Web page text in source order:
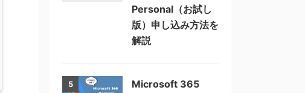
Personal（お試し
版）申し込み方法を
解説
5
Microsoft 365